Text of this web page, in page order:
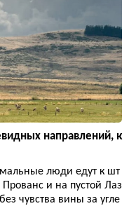
направлений, к
люди едут к шт
и на пустой Лаз
чувства вины за угле